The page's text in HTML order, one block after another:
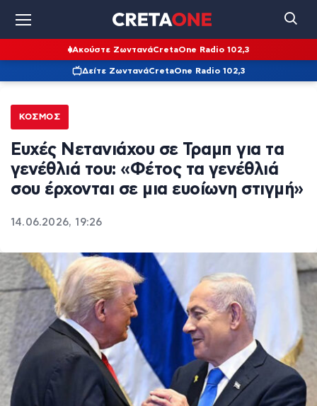
Ακούστε ΖωντανάCretaOne Radio 102,3
Δείτε ΖωντανάCretaOne Radio 102,3
ΚΌΣΜΟΣ
Ευχές Νετανιάχου σε Τραμπ για τα
γενέθλιά του: «Φέτος τα γενέθλιά
σου έρχονται σε μια ευοίωνη στιγμή»
14.06.2026, 19:26